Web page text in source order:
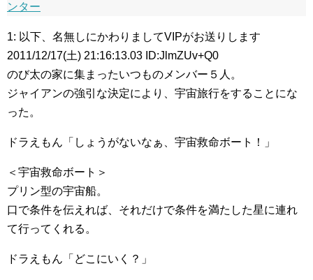
ンター
1: 以下、名無しにかわりましてVIPがお送りします
2011/12/17(土) 21:16:13.03 ID:JlmZUv+Q0
のび太の家に集まったいつものメンバー５人。
ジャイアンの強引な決定により、宇宙旅行をすることにな
った。
ドラえもん「しょうがないなぁ、宇宙救命ボート！」
＜宇宙救命ボート＞
プリン型の宇宙船。
口で条件を伝えれば、それだけで条件を満たした星に連れ
て行ってくれる。
ドラえもん「どこにいく？」